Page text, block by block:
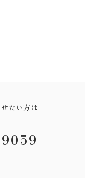
たい方は